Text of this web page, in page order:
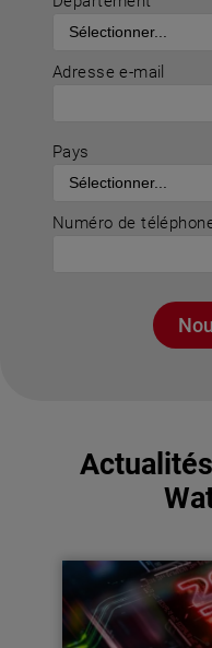
Adresse e-mail
Pays
Numéro de